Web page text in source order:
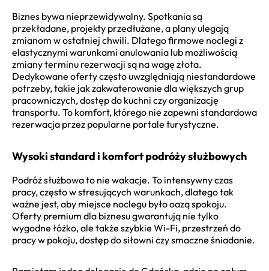
Biznes bywa nieprzewidywalny. Spotkania są
przekładane, projekty przedłużane, a plany ulegają
zmianom w ostatniej chwili. Dlatego firmowe noclegi z
elastycznymi warunkami anulowania lub możliwością
zmiany terminu rezerwacji są na wagę złota.
Dedykowane oferty często uwzględniają niestandardowe
potrzeby, takie jak zakwaterowanie dla większych grup
pracowniczych, dostęp do kuchni czy organizację
transportu. To komfort, którego nie zapewni standardowa
rezerwacja przez popularne portale turystyczne.
Wysoki standard i komfort podróży służbowych
Podróż służbowa to nie wakacje. To intensywny czas
pracy, często w stresujących warunkach, dlatego tak
ważne jest, aby miejsce noclegu było oazą spokoju.
Oferty premium dla biznesu gwarantują nie tylko
wygodne łóżko, ale także szybkie Wi-Fi, przestrzeń do
pracy w pokoju, dostęp do siłowni czy smaczne śniadanie.